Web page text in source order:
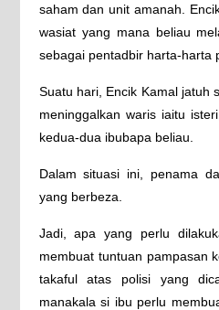
saham dan unit amanah.
wasiat yang mana beliau
sebagai pentadbir harta-harta
Suatu hari, Encik Kamal jatuh
meninggalkan waris iaitu
kedua-dua ibubapa beliau.
Dalam situasi ini, penama
yang berbeza.
Jadi, apa yang perlu
membuat tuntuan pampasan
takaful atas polisi yang
manakala si ibu perlu